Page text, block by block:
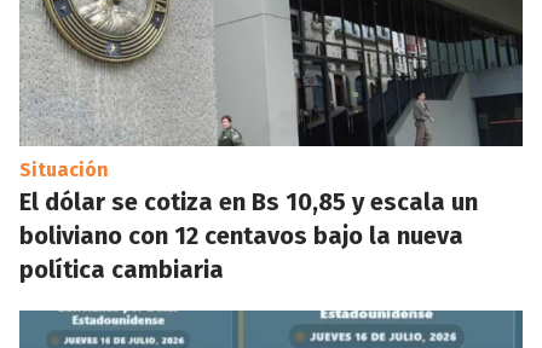
Situación
El dólar se cotiza en Bs 10,85 y escala un
boliviano con 12 centavos bajo la nueva
política cambiaria